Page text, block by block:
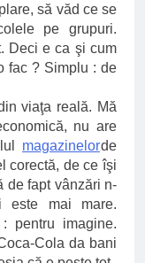
să văd ce se
pe grupuri.
Deci e ca şi cum
fac ? Simplu : de
viaţa reală. Mă
nu are
magazinelorde
corectă, de ce îşi
de fapt vânzări n-
mai mare.
pentru imagine.
Cola da bani